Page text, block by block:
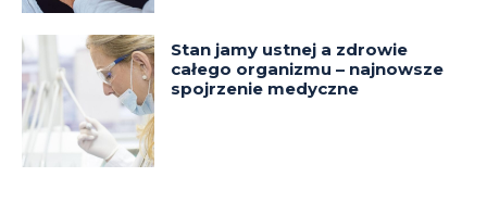
Stan jamy ustnej a zdrowie
całego organizmu – najnowsze
spojrzenie medyczne